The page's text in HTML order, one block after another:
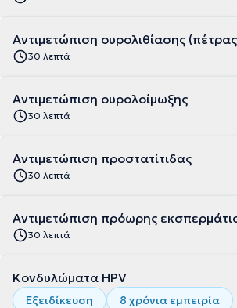
Αντιμετώπιση ουρολιθίασης
30 λεπτά
Αντιμετώπιση ουρολοίμωξης
30 λεπτά
Αντιμετώπιση προστατίτιδας
30 λεπτά
Αντιμετώπιση πρόωρης
30 λεπτά
Κονδυλώματα HPV
Εξειδίκευση
8 χρόνια εμπειρία